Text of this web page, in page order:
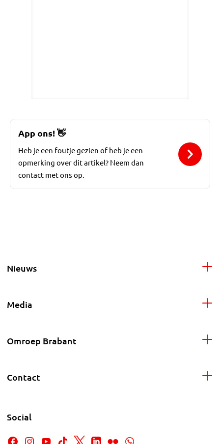
App ons!👋
Heb je een foutje gezien of heb je een
opmerking over dit artikel? Neem dan
contact met ons op.
Nieuws
Media
Omroep Brabant
Contact
Social